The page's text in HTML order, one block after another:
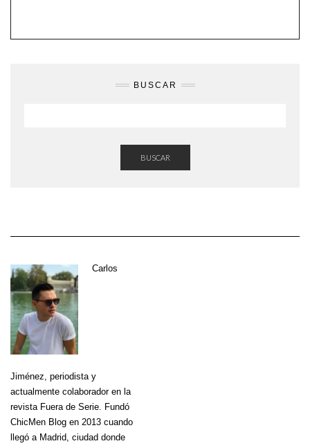
BUSCAR
BUSCAR
Carlos
Jiménez , periodista y
actualmente colaborador en la
revista Fuera de Serie. Fundó
ChicMen Blog en 2013 cuando
llegó a Madrid, ciudad donde